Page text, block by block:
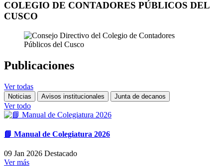
COLEGIO DE CONTADORES PÚBLICOS DEL
CUSCO
Publicaciones
Ver todas
Noticias Avisos institucionales Junta de decanos
Ver todo
📘 Manual de Colegiatura 2026
09 Jan 2026 Destacado
Ver más